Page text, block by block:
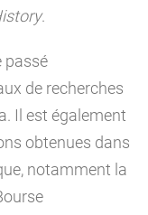
.
passé
de recherches
Il est également
obtenues dans
notamment la